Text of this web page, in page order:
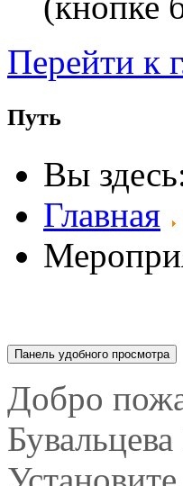
Перейти к
Путь
Вы
Главная
Панель удобного просмотра
Опции
Режим